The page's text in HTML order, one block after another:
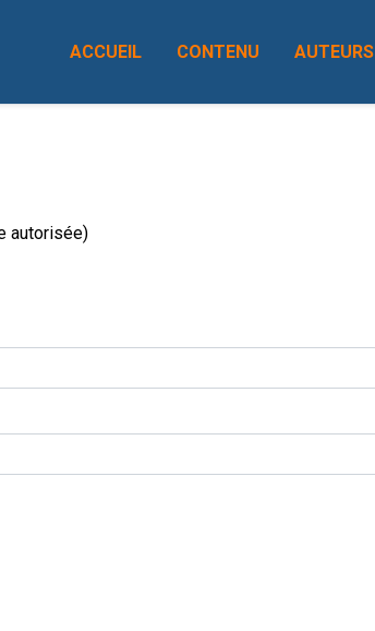
ACCUEIL CONTENU AUTEURS
autorisée)